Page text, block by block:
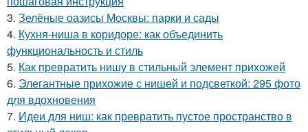
3. Зелёные оазисы Москвы: парки и сады
4. Кухня-ниша в коридоре: как объединить
функциональность и стиль
5. Как превратить нишу в стильный элемент прихожей
6. Элегантные прихожие с нишей и подсветкой: 295 фото
для вдохновения
7. Идеи для ниш: как превратить пустое пространство в